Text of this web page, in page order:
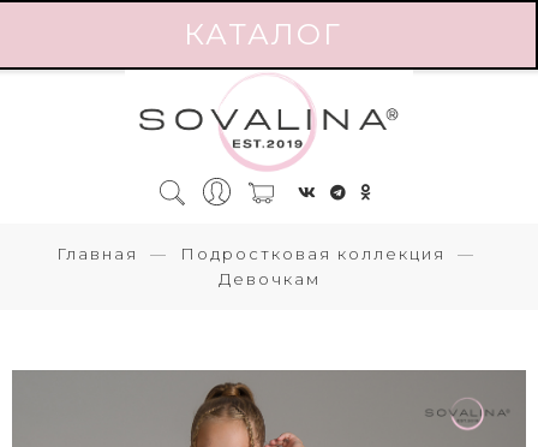
КАТАЛОГ
Главная
Подростковая коллекция
Девочкам